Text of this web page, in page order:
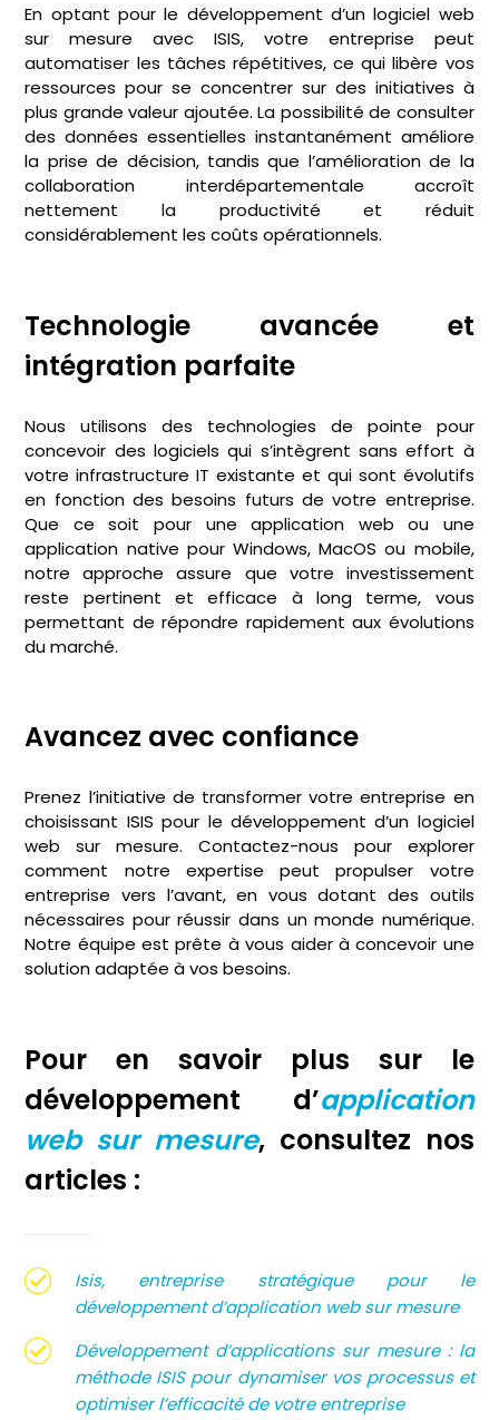
En optant pour le développement d’un logiciel web
sur mesure avec ISIS, votre entreprise peut
automatiser les tâches répétitives, ce qui libère vos
ressources pour se concentrer sur des initiatives à
plus grande valeur ajoutée. La possibilité de consulter
des données essentielles instantanément améliore
la prise de décision, tandis que l’amélioration de la
collaboration interdépartementale accroît
nettement la productivité et réduit
considérablement les coûts opérationnels.
Technologie avancée et
intégration parfaite
Nous utilisons des technologies de pointe pour
concevoir des logiciels qui s’intègrent sans effort à
votre infrastructure IT existante et qui sont évolutifs
en fonction des besoins futurs de votre entreprise.
Que ce soit pour une application web ou une
application native pour Windows, MacOS ou mobile,
notre approche assure que votre investissement
reste pertinent et efficace à long terme, vous
permettant de répondre rapidement aux évolutions
du marché.
Avancez avec confiance
Prenez l’initiative de transformer votre entreprise en
choisissant ISIS pour le développement d’un logiciel
web sur mesure. Contactez-nous pour explorer
comment notre expertise peut propulser votre
entreprise vers l’avant, en vous dotant des outils
nécessaires pour réussir dans un monde numérique.
Notre équipe est prête à vous aider à concevoir une
solution adaptée à vos besoins.
Pour en savoir plus sur le
développement d’application
web sur mesure, consultez nos
articles :
Isis, entreprise stratégique pour le
développement d’application web sur mesure
Développement d’applications sur mesure : la
méthode ISIS pour dynamiser vos processus et
optimiser l’efficacité de votre entreprise